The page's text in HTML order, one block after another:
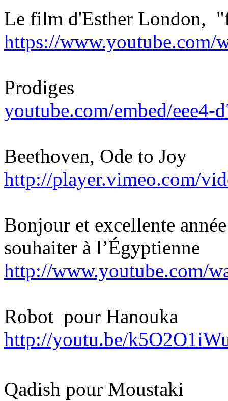
Le film d'Esther London,
https://
Prodiges
youtube.com/embed/eee4-
Beethoven, Ode to Joy
http://player.vimeo.com/
Bonjour et excellente
souhaiter à l’Égyptienne
http://www.youtube.com/
Robot pour Hanouka
http://youtu.be/
Qadish pour Moustaki